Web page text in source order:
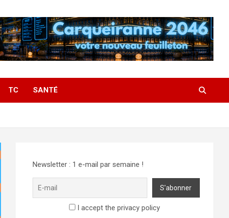
TC SANTÉ
Newsletter : 1 e-mail par semaine !
I accept the privacy policy